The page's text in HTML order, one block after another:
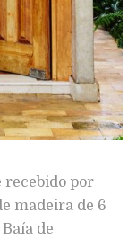
recebido por
madeira de 6
de